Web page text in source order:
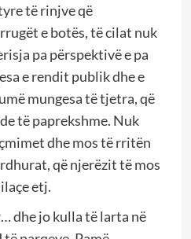
të rinjve që
e botës, të cilat nuk
pa përspektivë e pa
e rendit publik dhe e
mungesa të tjetra, që
të paprekshme. Nuk
dhe mos të rritën
që njerëzit të mos
etj.
dhe jo kulla të larta në